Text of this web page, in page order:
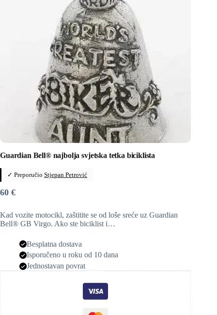
Guardian Bell® najbolja svjetska tetka biciklista
✓ Preporučio Stjepan Petrović
60 €
Kad vozite motocikl, zaštitite se od loše sreće uz Guardian
Bell® GB Virgo. Ako ste biciklist i…
Besplatna dostava
Isporučeno u roku od 10 dana
Jednostavan povrat